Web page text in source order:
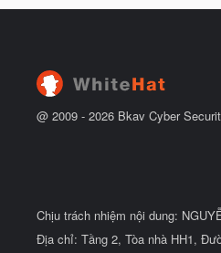
@ 2009 - 2026 Bkav Cyber
Chịu trách nhiệm nội dung:
Địa chỉ: Tầng 2, Tòa nhà HH1,